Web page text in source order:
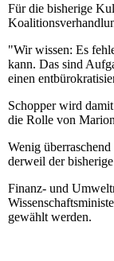
Für die bisherige
"Wir wissen: Es
kann. Das sind
einen
Schopper wird
die Rolle von
Wenig
derweil der
Finanz- und
gewählt werden.